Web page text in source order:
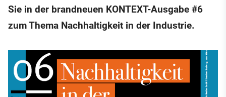
Sie in der brandneuen KONTEXT-Ausgabe #6
zum Thema Nachhaltigkeit in der Industrie.